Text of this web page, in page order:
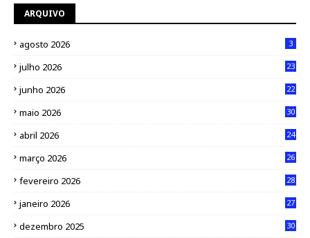
ARQUIVO
agosto 2026 3
julho 2026 23
junho 2026 22
maio 2026 30
abril 2026 24
março 2026 26
fevereiro 2026 28
janeiro 2026 27
dezembro 2025 30